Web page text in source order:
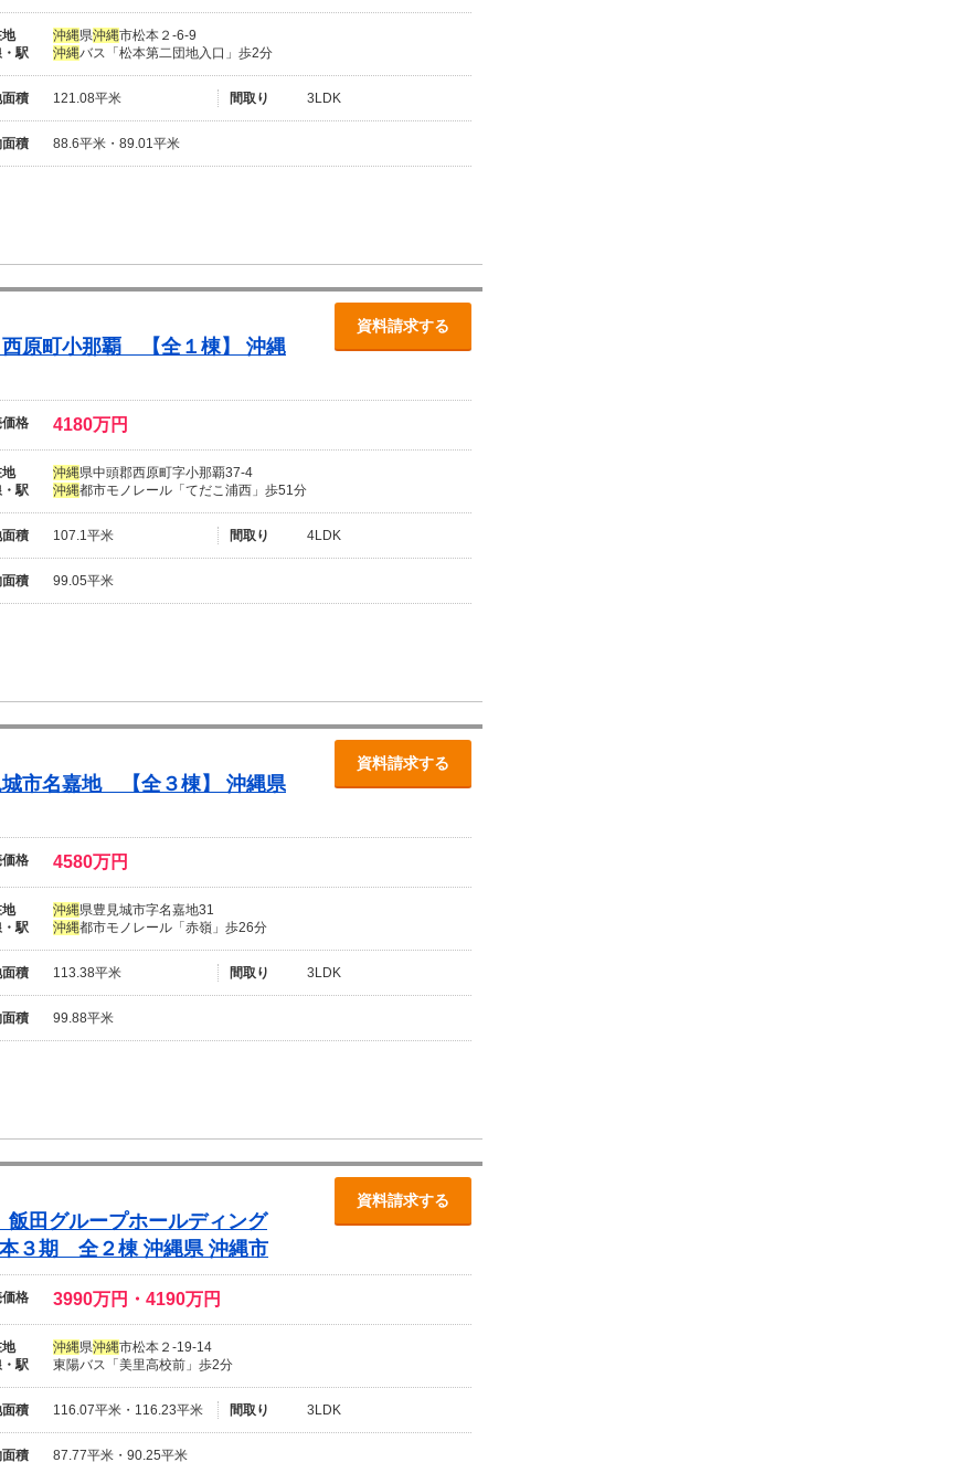
地 沖縄県沖縄市松本２-6-9
駅
沖縄バス「松本第二団地入口」歩2分
積 121.08平米 間取り 3LDK
積 88.6平米・89.01平米
資料請求する
西原町小那覇 【全１棟】 沖縄
格 4180万円
地 沖縄県中頭郡西原町字小那覇37-4
駅
沖縄都市モノレール「てだこ浦西」歩51分
積 107.1平米 間取り 4LDK
積 99.05平米
資料請求する
市名嘉地 【全３棟】 沖縄県
格 4580万円
地 沖縄県豊見城市字名嘉地31
駅
沖縄都市モノレール「赤嶺」歩26分
積 113.38平米 間取り 3LDK
積 99.88平米
資料請求する
田グループホールディング
３期 全２棟沖縄県 沖縄市
格 3990万円・4190万円
地 沖縄県沖縄市松本２-19-14
駅
東陽バス「美里高校前」歩2分
積 116.07平米・116.23平米 間取り 3LDK
積 87.77平米・90.25平米